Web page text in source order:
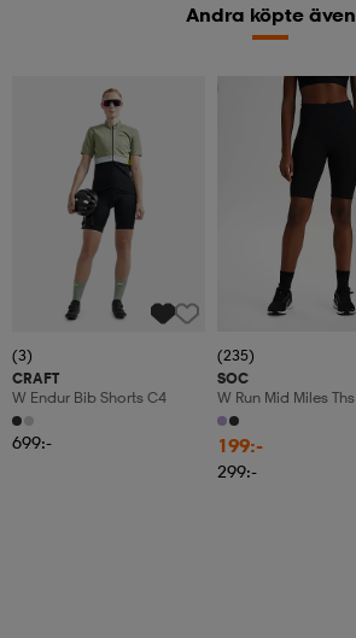
Andra köpte även
(3)
CRAFT
W Endur Bib Shorts C4
699:-
(235)
SOC
W Run Mid Miles Ths
199:-
299:-